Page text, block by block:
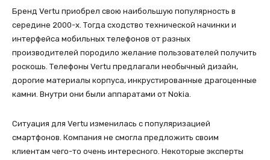
Бренд Vertu приобрел свою наибольшую популярность в
середине 2000-х. Тогда сходство технической начинки и
интерфейса мобильных телефонов от разных
производителей породило желание пользователей получить
роскошь. Телефоны Vertu предлагали необычный дизайн,
дорогие материалы корпуса, инкрустированные драгоценные
камни. Внутри они были аппаратами от Nokia.
Ситуация для Vertu изменилась с популяризацией
смартфонов. Компания не смогла предложить своим
клиентам чего-то очень интересного. Некоторые эксперты